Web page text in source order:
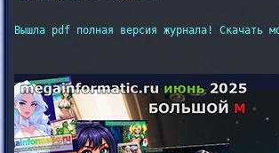
Вышла pdf полная версия журнала! Скачать